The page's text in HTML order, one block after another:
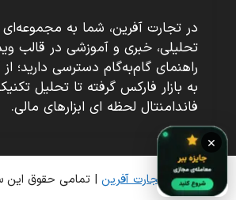
در تجارت آفرین، شما به
تحلیلی، خبری و آموزشی در قالب
راهنمای گام‌به‌گام دسترسی دارید؛
به بازار فارکس گرفته تا تحلیل
فاندامنتال لحظه ای ابزارهای مالی.
© 2026 تجارت آفرین | تمامی حقوق
×